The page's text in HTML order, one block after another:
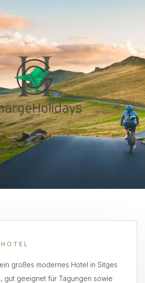
großes modernes Hotel in Sitges
gut geeignet für Tagungen sowie